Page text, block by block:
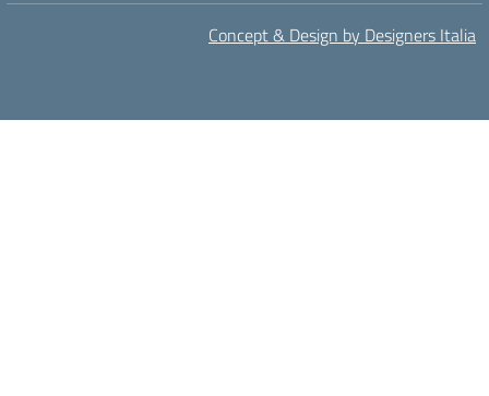
Concept & Design by Designers Italia